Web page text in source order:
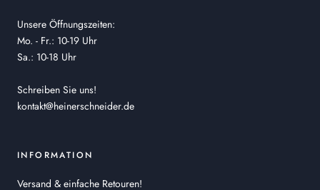
Unsere Öffnungszeiten:
Mo. - Fr.: 10-19 Uhr
Sa.: 10-18 Uhr
Schreiben Sie uns!
kontakt@heinerschneider.de
INFORMATION
Versand & einfache Retouren!